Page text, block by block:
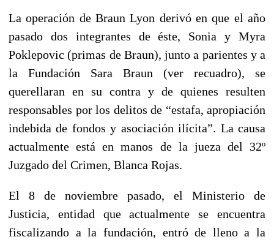
La operación de Braun Lyon derivó en que el año
pasado dos integrantes de éste, Sonia y Myra
Poklepovic (primas de Braun), junto a parientes y a
la Fundación Sara Braun (ver recuadro), se
querellaran en su contra y de quienes resulten
responsables por los delitos de “estafa, apropiación
indebida de fondos y asociación ilícita”. La causa
actualmente está en manos de la jueza del 32º
Juzgado del Crimen, Blanca Rojas.
El 8 de noviembre pasado, el Ministerio de
Justicia, entidad que actualmente se encuentra
fiscalizando a la fundación, entró de lleno a la